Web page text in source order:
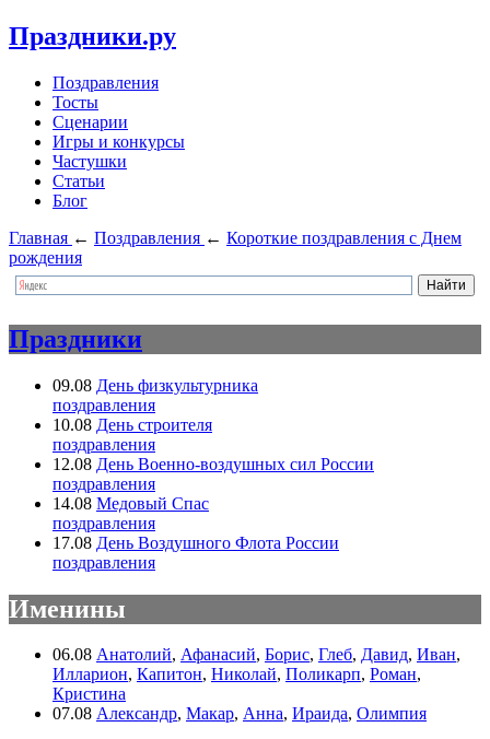
Праздники.ру
Поздравления
Тосты
Сценарии
Игры и конкурсы
Частушки
Статьи
Блог
Главная ← Поздравления ← Короткие поздравления с Днем
рождения
Праздники
09.08 День физкультурника
поздравления
10.08 День строителя
поздравления
12.08 День Военно-воздушных сил России
поздравления
14.08 Медовый Спас
поздравления
17.08 День Воздушного Флота России
поздравления
Именины
06.08 Анатолий, Афанасий, Борис, Глеб, Давид, Иван,
Илларион, Капитон, Николай, Поликарп, Роман,
Кристина
07.08 Александр, Макар, Анна, Ираида, Олимпия